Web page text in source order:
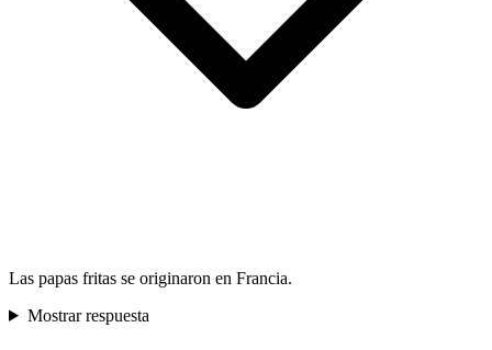
Las papas fritas se originaron en Francia.
Mostrar respuesta